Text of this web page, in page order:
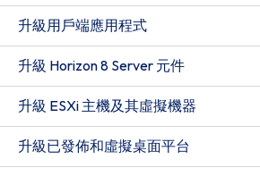
升級用戶端應用程式
升級 Horizon 8 Server 元件
升級 ESXi 主機及其虛擬機器
升級已發佈和虛擬桌面平台